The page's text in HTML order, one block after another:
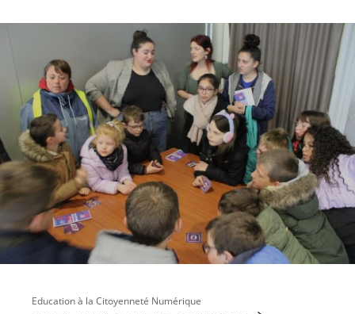
Education à la Citoyenneté Numérique